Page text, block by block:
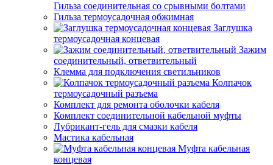
Гильза соединительная со срывными болтами
Гильза термоусадочная обжимная
Заглушка
термоусадочная концевая
Зажим
соединительный, ответвительный
Клемма для подключения светильников
Колпачок
термоусадочный разъема
Комплект для ремонта оболочки кабеля
Комплект соединительной кабельной муфты
Лубрикант-гель для смазки кабеля
Мастика кабельная
Муфта кабельная
концевая